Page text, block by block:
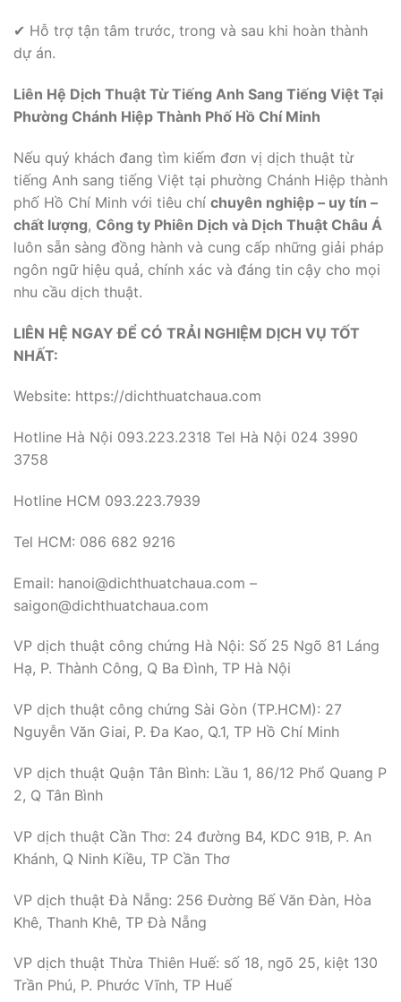
✔ Hỗ trợ tận tâm trước, trong và sau khi hoàn thành
dự án.
Liên Hệ Dịch Thuật Từ Tiếng Anh Sang Tiếng Việt Tại
Phường Chánh Hiệp Thành Phố Hồ Chí Minh
Nếu quý khách đang tìm kiếm đơn vị dịch thuật từ
tiếng Anh sang tiếng Việt tại phường Chánh Hiệp thành
phố Hồ Chí Minh với tiêu chí chuyên nghiệp – uy tín –
chất lượng, Công ty Phiên Dịch và Dịch Thuật Châu Á
luôn sẵn sàng đồng hành và cung cấp những giải pháp
ngôn ngữ hiệu quả, chính xác và đáng tin cậy cho mọi
nhu cầu dịch thuật.
LIÊN HỆ NGAY ĐỂ CÓ TRẢI NGHIỆM DỊCH VỤ TỐT
NHẤT:
Website: https://dichthuatchaua.com
Hotline Hà Nội 093.223.2318 Tel Hà Nội 024 3990
3758
Hotline HCM 093.223.7939
Tel HCM: 086 682 9216
Email: hanoi@dichthuatchaua.com –
saigon@dichthuatchaua.com
VP dịch thuật công chứng Hà Nội: Số 25 Ngõ 81 Láng
Hạ, P. Thành Công, Q Ba Đình, TP Hà Nội
VP dịch thuật công chứng Sài Gòn (TP.HCM): 27
Nguyễn Văn Giai, P. Đa Kao, Q.1, TP Hồ Chí Minh
VP dịch thuật Quận Tân Bình: Lầu 1, 86/12 Phổ Quang P
2, Q Tân Bình
VP dịch thuật Cần Thơ: 24 đường B4, KDC 91B, P. An
Khánh, Q Ninh Kiều, TP Cần Thơ
VP dịch thuật Đà Nẵng: 256 Đường Bế Văn Đàn, Hòa
Khê, Thanh Khê, TP Đà Nẵng
VP dịch thuật Thừa Thiên Huế: số 18, ngõ 25, kiệt 130
Trần Phú, P. Phước Vĩnh, TP Huế